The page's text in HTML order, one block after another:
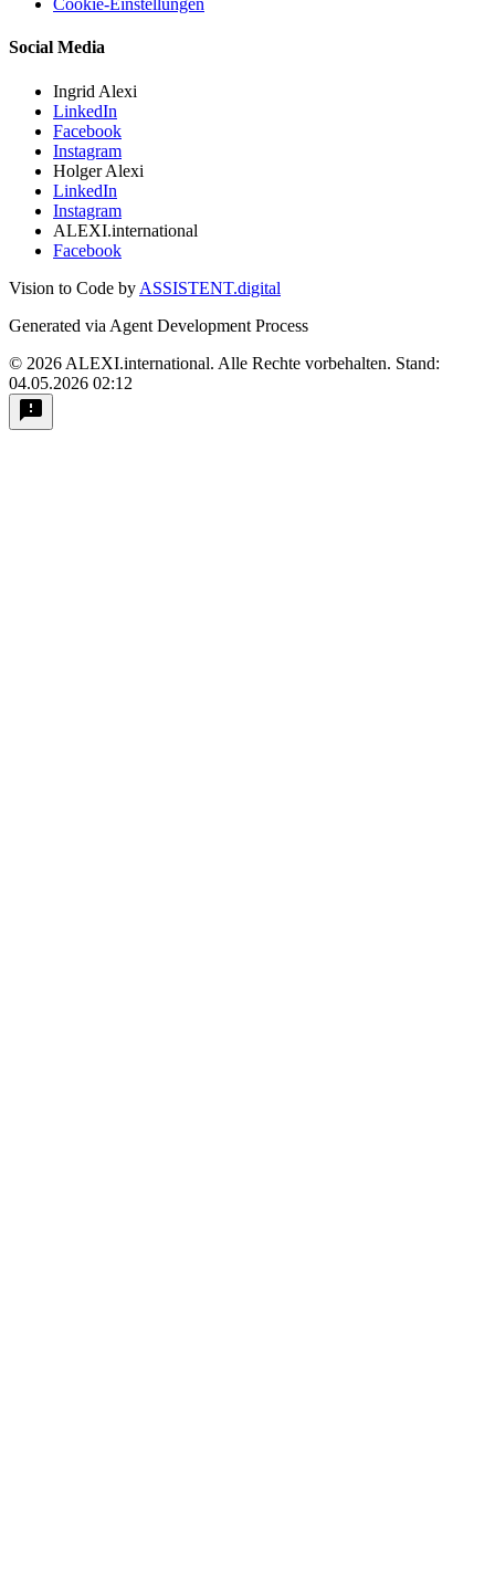
Cookie-Einstellungen
Social Media
Ingrid Alexi
LinkedIn
Facebook
Instagram
Holger Alexi
LinkedIn
Instagram
ALEXI.international
Facebook
Vision to Code by ASSISTENT.digital
Generated via Agent Development Process
© 2026 ALEXI.international. Alle Rechte vorbehalten. Stand:
04.05.2026 02:12
feedback